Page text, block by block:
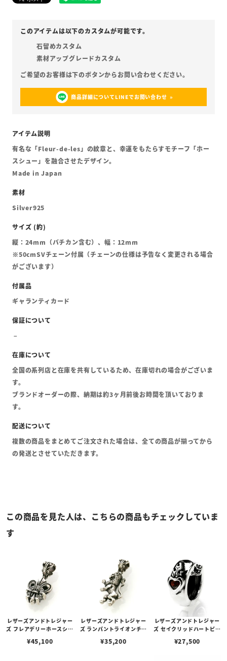
石留めカスタム
素材アップグレードカスタム
商品詳細についてLINEでお問い合わせ
有名な「Fleur-de-les」の紋章と、幸運をもたらすモチーフ「ホー
スシュー」を融合させたデザイン。
Made in Japan
Silver925
縦：24mm（バチカン含む）、幅：12mm
※50cmSVチェーン付属（チェーンの仕様は予告なく変更される場合
がございます）
ギャランティカード
全国の系列店と在庫を共有しているため、在庫切れの場合がございま
す。
ブランドオーダーの際、納期は約3ヶ月前後お時間を頂いておりま
す。
複数の商品をまとめてご注文された場合は、全ての商品が揃ってから
の発送とさせていただきます。
この商品を見た人は、こちらの商品もチェックしていま
す
レザーズアンドトレジャー
ズ フレアデリーホースシュ
石（ホースシュー/片面）
¥45,100
レザーズアンドトレジャー
ズ ランパントライオンチャ
¥35,200
レザーズアンドトレジャー
ズ セイクリッドハートピア
¥27,500